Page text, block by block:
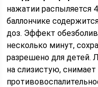
нажатии распыляется
баллончике
доз. Эффект
несколько минут,
разрешено для детей.
на слизистую,